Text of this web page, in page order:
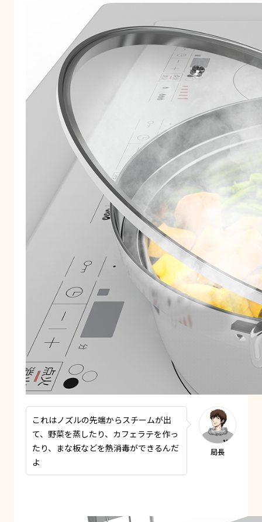
これはノズルの先端からスチームが出
て、野菜を蒸したり、カフェラテを作っ
たり、まな板などを熱消毒ができるんだ
よ